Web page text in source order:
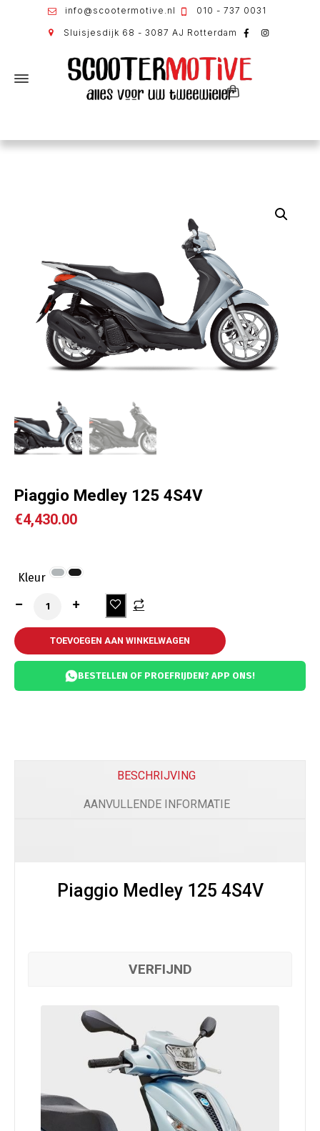
info@scootermotive.nl 010 - 737 0031
Sluisjesdijk 68 - 3087 AJ Rotterdam
Piaggio Medley 125 4S4V
€4,430.00
Kleur
TOEVOEGEN AAN WINKELWAGEN
BESTELLEN OF PROEFRIJDEN? APP ONS!
BESCHRIJVING
AANVULLENDE INFORMATIE
Piaggio Medley 125 4S4V
VERFIJND